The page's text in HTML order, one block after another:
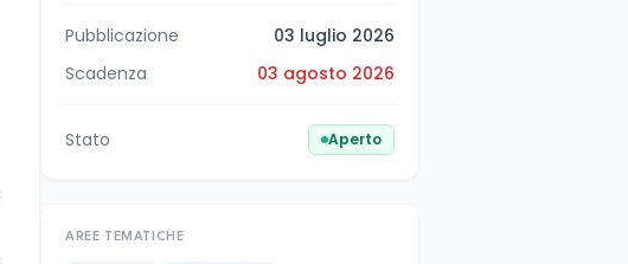
Pubblicazione
03 luglio 2026
Scadenza
03 agosto 2026
Stato Aperto
AREE TEMATICHE